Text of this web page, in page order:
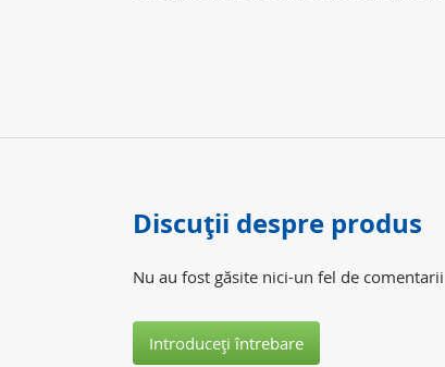
Discuţii despre produs
Nu au fost găsite nici-un fel de comentarii
Introduceţi întrebare